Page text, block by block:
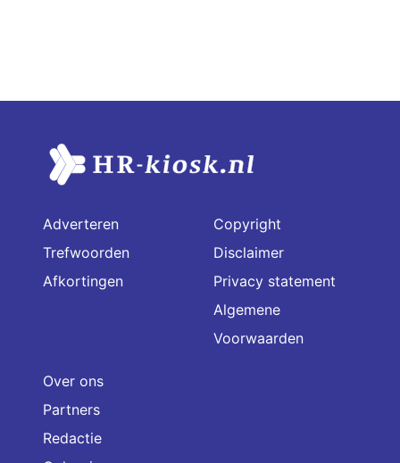
Adverteren
Trefwoorden
Afkortingen
Copyright
Disclaimer
Privacy statement
Algemene
Voorwaarden
Over ons
Partners
Redactie